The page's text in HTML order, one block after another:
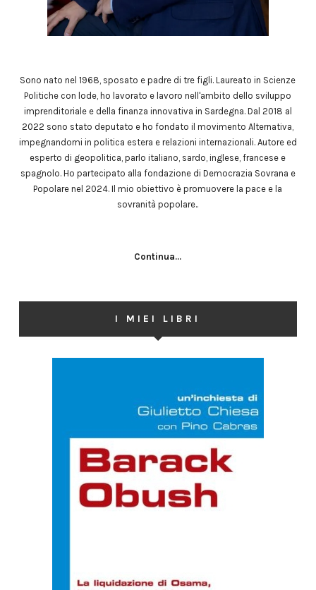
Sono nato nel 1968, sposato e padre di tre figli. Laureato in Scienze
Politiche con lode, ho lavorato e lavoro nell'ambito dello sviluppo
imprenditoriale e della finanza innovativa in Sardegna. Dal 2018 al
2022 sono stato deputato e ho fondato il movimento Alternativa,
impegnandomi in politica estera e relazioni internazionali. Autore ed
esperto di geopolitica, parlo italiano, sardo, inglese, francese e
spagnolo. Ho partecipato alla fondazione di Democrazia Sovrana e
Popolare nel 2024. Il mio obiettivo è promuovere la pace e la
sovranità popolare..
Continua...
I MIEI LIBRI